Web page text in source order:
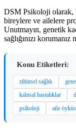
DSM Psikoloji olarak,
bireylere ve ailelere
Unutmayın, genetik
sağlığınızı
Konu Etiketleri:
zihinsel sağlık
kalıtsal hastalıklar
psikoloji
aile